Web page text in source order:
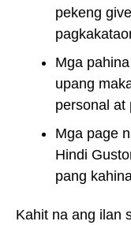
pekeng
Mga
upang
personal at
Mga page
Hindi
pang
Kahit na ang ilan